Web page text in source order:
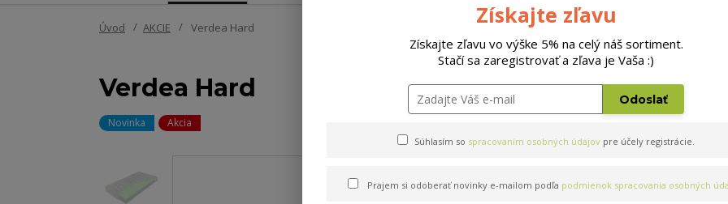
Úvod AKCIE Verdea Hard
Verdea Hard
Novinka Akcia
Získajte zľavu
Získajte zľavu vo výške 5% na celý náš sortiment.
Stačí sa zaregistrovať a zľava je Vaša :)
Odoslať
Súhlasím so spracovaním osobných údajov pre účely registrácie.
Prajem si odoberať novinky e-mailom podľa podmienok spracovania osobných